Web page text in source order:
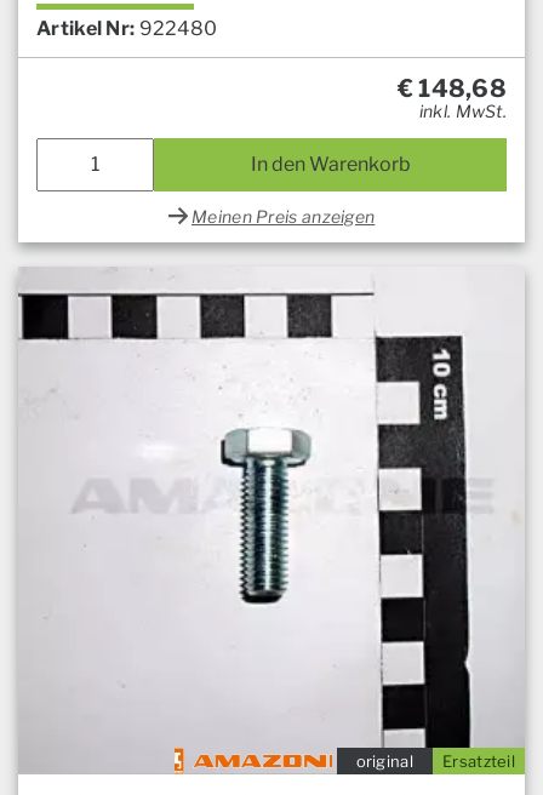
Artikel Nr: 922480
€148,68
inkl. MwSt.
In den Warenkorb
Meinen Preis anzeigen
Ersatzteil
original